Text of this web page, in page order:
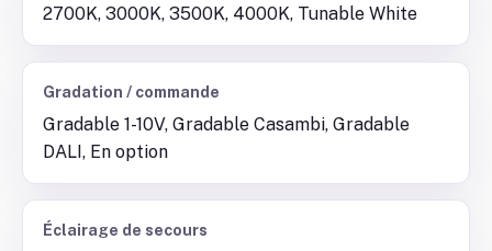
2700K, 3000K, 3500K, 4000K, Tunable White
Gradation / commande
Gradable 1-10V, Gradable Casambi, Gradable
DALI, En option
Éclairage de secours